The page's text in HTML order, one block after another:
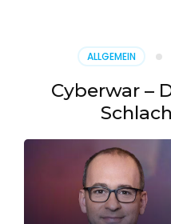
ALLGEMEIN
Cyberwar –